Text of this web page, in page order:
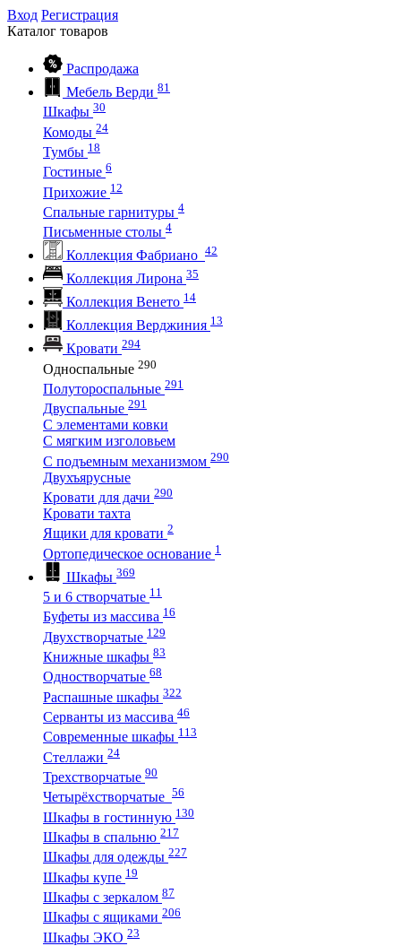
Вход Регистрация
Каталог товаров
Распродажа
Мебель Верди 81
Шкафы 30
Комоды 24
Тумбы 18
Гостиные 6
Прихожие 12
Спальные гарнитуры 4
Письменные столы 4
Коллекция Фабриано 42
Коллекция Лирона 35
Коллекция Венето 14
Коллекция Верджиния 13
Кровати 294
Односпальные 290
Полутороспальные 291
Двуспальные 291
С элементами ковки
С мягким изголовьем
С подъемным механизмом 290
Двухъярусные
Кровати для дачи 290
Кровати тахта
Ящики для кровати 2
Ортопедическое основание 1
Шкафы 369
5 и 6 створчатые 11
Буфеты из массива 16
Двухстворчатые 129
Книжные шкафы 83
Одностворчатые 68
Распашные шкафы 322
Серванты из массива 46
Современные шкафы 113
Стеллажи 24
Трехстворчатые 90
Четырёхстворчатые 56
Шкафы в гостинную 130
Шкафы в спальню 217
Шкафы для одежды 227
Шкафы купе 19
Шкафы с зеркалом 87
Шкафы с ящиками 206
Шкафы ЭКО 23